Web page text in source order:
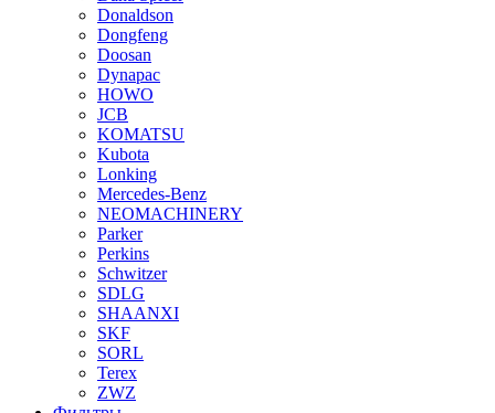
Donaldson
Dongfeng
Doosan
Dynapac
HOWO
JCB
KOMATSU
Kubota
Lonking
Mercedes-Benz
NEOMACHINERY
Parker
Perkins
Schwitzer
SDLG
SHAANXI
SKF
SORL
Terex
ZWZ